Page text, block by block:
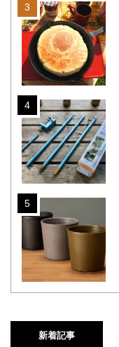
新着記事